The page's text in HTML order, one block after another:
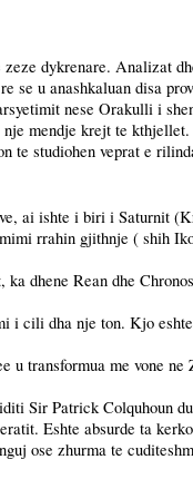
dykrenare. Analizat
se u anashkaluan disa
nese Orakulli i
nje mendje krejt te kthjellet.
te studiohen veprat e
ai ishte i biri i Saturnit
rrahin gjithnje ( shih
dhene Rean dhe Chronos
i cili dha nje ton. Kjo
transformua me vone ne
Sir Patrick Colquhoun
Eshte absurde ta
ose zhurma te